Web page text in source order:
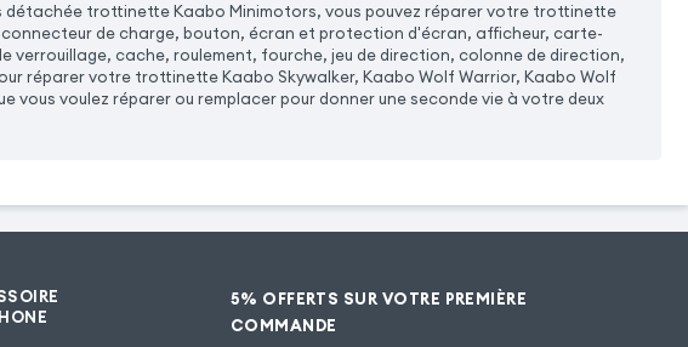
trottinette Kaabo Minimotors, vous pouvez réparer votre trottinette
de charge, bouton, écran et protection d'écran, afficheur, carte-
verrouillage, cache, roulement, fourche, jeu de direction, colonne de direction,
réparer votre trottinette Kaabo Skywalker, Kaabo Wolf Warrior, Kaabo Wolf
vous voulez réparer ou remplacer pour donner une seconde vie à votre deux
5% OFFERTS SUR VOTRE PREMIÈRE
COMMANDE